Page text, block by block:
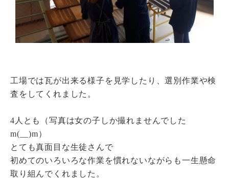
工場では瓦が出来る様子を見学したり、選別作業や検
査をしてくれました。
4人とも（写真は女の子しか撮れませんでした
m(__)m）
とても真面目な生徒さんで
初めてのいろいろな作業を慣れないながらも一生懸命
取り組んでくれました。